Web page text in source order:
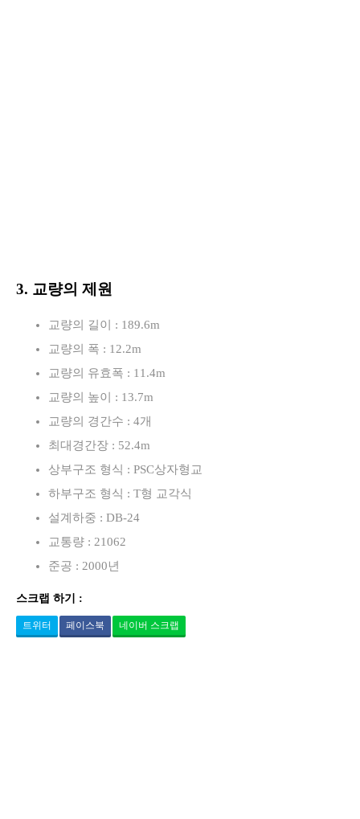
3. 교량의 제원
교량의 길이 : 189.6m
교량의 폭 : 12.2m
교량의 유효폭 : 11.4m
교량의 높이 : 13.7m
교량의 경간수 : 4개
최대경간장 : 52.4m
상부구조 형식 : PSC상자형교
하부구조 형식 : T형 교각식
설계하중 : DB-24
교통량 : 21062
준공 : 2000년
스크랩 하기 :
트위터 페이스북 네이버 스크랩